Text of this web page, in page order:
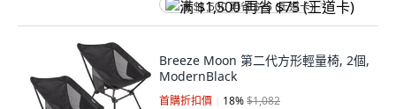
满 $1,500 再省 $75 (王道卡)
Breeze Moon 第二代方形輕量椅, 2個,
ModernBlack
首購折扣價 18%$1,082